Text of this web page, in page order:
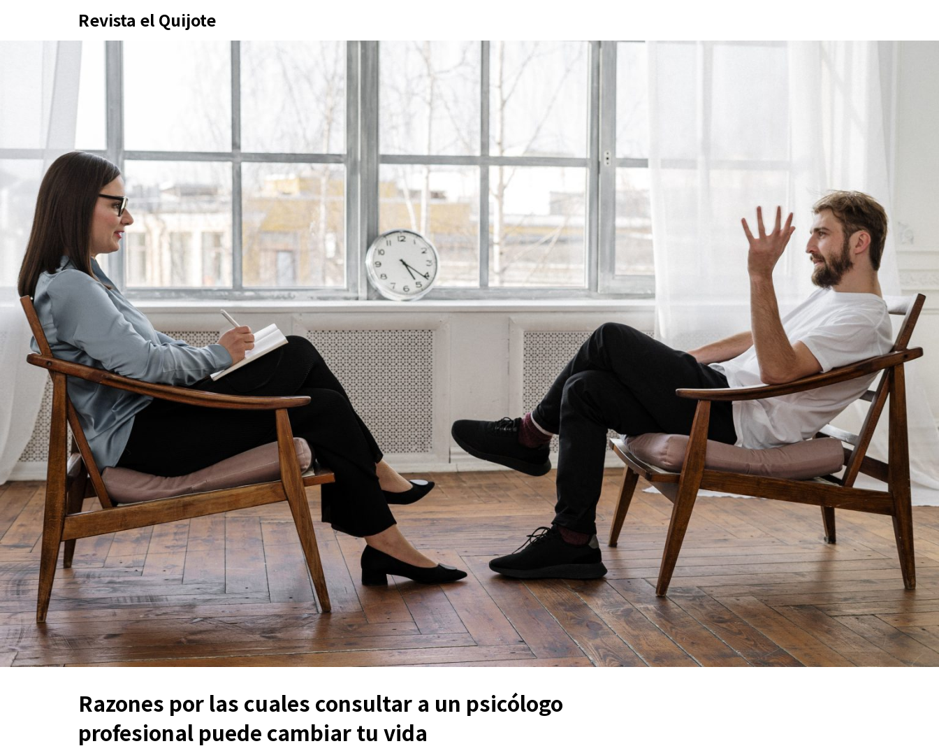
content
Revista el Quijote
Razones por las cuales consultar a un psicólogo
profesional puede cambiar tu vida